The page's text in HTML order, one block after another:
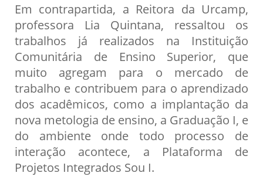
Em contrapartida, a Reitora da Urcamp,
professora Lia Quintana, ressaltou os
trabalhos já realizados na Instituição
Comunitária de Ensino Superior, que
muito agregam para o mercado de
trabalho e contribuem para o aprendizado
dos acadêmicos, como a implantação da
nova metologia de ensino, a Graduação I, e
do ambiente onde todo processo de
interação acontece, a Plataforma de
Projetos Integrados Sou I.